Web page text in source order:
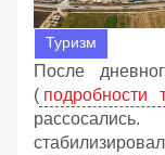
Туризм
После
( подробности